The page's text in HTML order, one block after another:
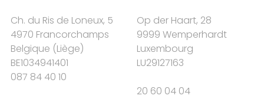
Ch. du Ris de Loneux, 5
4970 Francorchamps
Belgique (Liège)
BE1034941401
087 84 40 10
Op der Haart, 28
9999 Wemperhardt
Luxembourg
LU29127163
20 60 04 04